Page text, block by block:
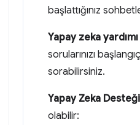
başlattığınız
Yapay zeka yardımı
sorularınızı
sorabilirsiniz.
Yapay Zeka Desteği
olabilir: